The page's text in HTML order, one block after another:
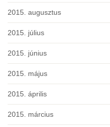
2015. augusztus
2015. július
2015. június
2015. május
2015. április
2015. március